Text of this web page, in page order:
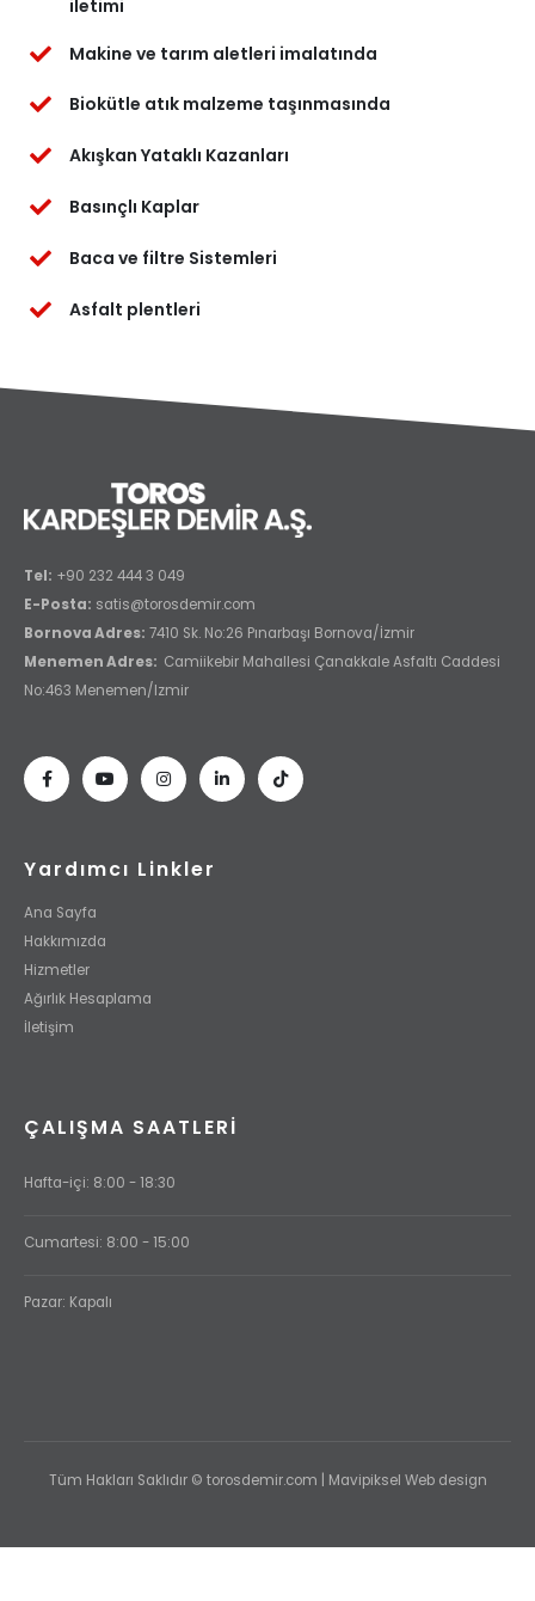
iletimi
Makine ve tarım aletleri imalatında
Biokütle atık malzeme taşınmasında
Akışkan Yataklı Kazanları
Basınçlı Kaplar
Baca ve filtre Sistemleri
Asfalt plentleri
Tel: +90 232 444 3 049
E-Posta: satis@torosdemir.com
Bornova Adres: 7410 Sk. No:26 Pınarbaşı Bornova/İzmir
Menemen Adres: Camiikebir Mahallesi Çanakkale Asfaltı Caddesi
No:463 Menemen/Izmir
Yardımcı Linkler
Ana Sayfa
Hakkımızda
Hizmetler
Ağırlık Hesaplama
İletişim
ÇALIŞMA SAATLERI
Hafta-içi: 8:00 - 18:30
Cumartesi: 8:00 - 15:00
Pazar: Kapalı
Tüm Hakları Saklıdır © torosdemir.com | Mavipiksel Web design